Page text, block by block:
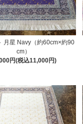
月星 Navy（約60cm×約90
cm）
円(税込11,000円)